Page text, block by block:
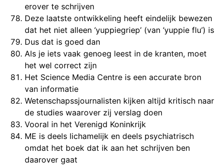
erover te schrijven
Deze laatste ontwikkeling heeft eindelijk bewezen
dat het niet alleen ‘yuppiegriep’ (van ‘yuppie flu’) is
Dus dat is goed dan
Als je iets vaak genoeg leest in de kranten, moet
het wel correct zijn
Het Science Media Centre is een accurate bron
van informatie
Wetenschapssjournalisten kijken altijd kritisch naar
de studies waarover zij verslag doen
Vooral in het Verenigd Koninkrijk
ME is deels lichamelijk en deels psychiatrisch
omdat het boek dat ik aan het schrijven ben
daarover gaat